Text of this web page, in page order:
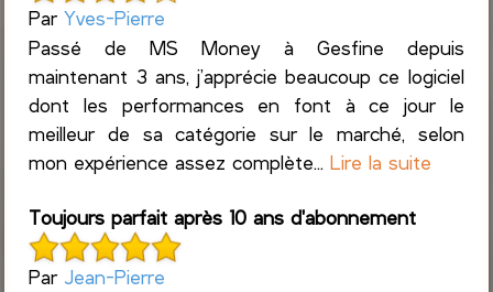
ParYves-Pierre
Passé de MS Money à Gesfine depuis
maintenant 3 ans, j’apprécie beaucoup ce logiciel
dont les performances en font à ce jour le
meilleur de sa catégorie sur le marché, selon
mon expérience assez complète...Lire la suite
Toujours parfait après 10 ans d'abonnement
Par Jean-Pierre